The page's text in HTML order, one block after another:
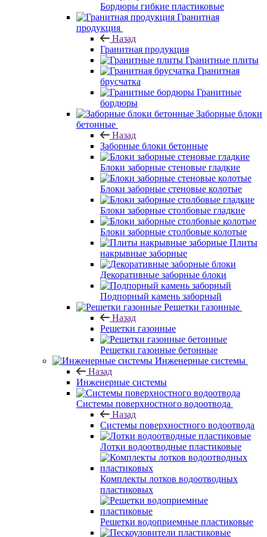
Бордюры гибкие пластиковые
Гранитная
продукция
Назад
Гранитная продукция
Гранитные плиты
Гранитная
брусчатка
Гранитные
бордюры
Заборные блоки
бетонные
Назад
Заборные блоки бетонные
Блоки заборные стеновые гладкие
Блоки заборные стеновые колотые
Блоки заборные столбовые гладкие
Блоки заборные столбовые колотые
Плиты
накрывные заборные
Декоративные заборные блоки
Подпорный камень заборный
Решетки газонные
Назад
Решетки газонные
Решетки газонные бетонные
Инженерные системы
Назад
Инженерные системы
Системы поверхностного водоотвода
Назад
Системы поверхностного водоотвода
Лотки водоотводные пластиковые
Комплекты лотков водоотводных
пластиковых
Решетки водоприемные пластиковые